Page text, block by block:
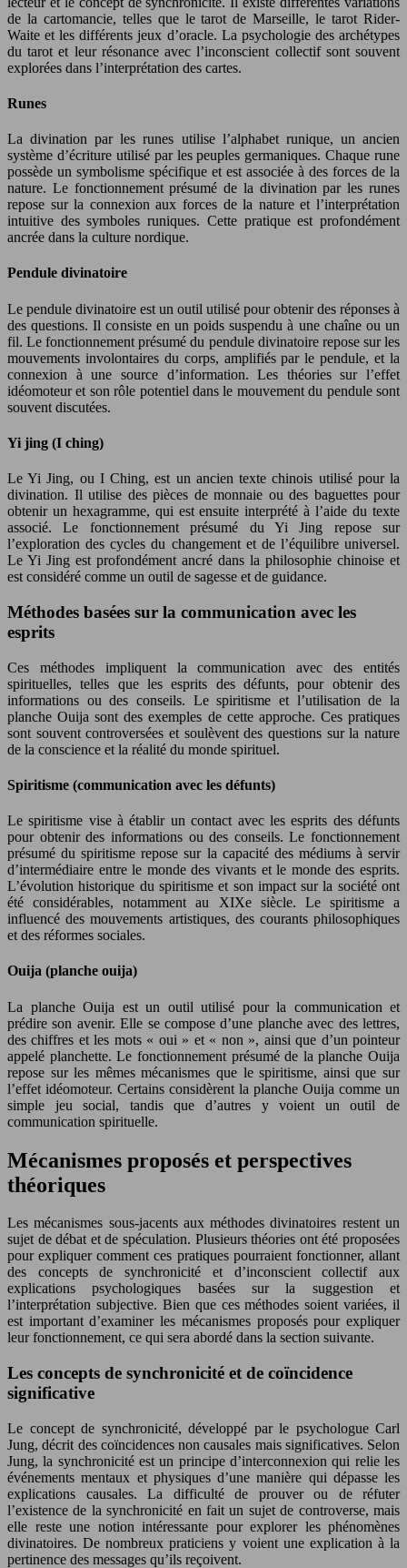
de la cartomancie, telles que le tarot de Marseille, le tarot Rider-
Waite et les différents jeux d’oracle. La psychologie des archétypes
du tarot et leur résonance avec l’inconscient collectif sont souvent
explorées dans l’interprétation des cartes.
Runes
La divination par les runes utilise l’alphabet runique, un ancien
système d’écriture utilisé par les peuples germaniques. Chaque rune
possède un symbolisme spécifique et est associée à des forces de la
nature. Le fonctionnement présumé de la divination par les runes
repose sur la connexion aux forces de la nature et l’interprétation
intuitive des symboles runiques. Cette pratique est profondément
ancrée dans la culture nordique.
Pendule divinatoire
Le pendule divinatoire est un outil utilisé pour obtenir des réponses à
des questions. Il consiste en un poids suspendu à une chaîne ou un
fil. Le fonctionnement présumé du pendule divinatoire repose sur les
mouvements involontaires du corps, amplifiés par le pendule, et la
connexion à une source d’information. Les théories sur l’effet
idéomoteur et son rôle potentiel dans le mouvement du pendule sont
souvent discutées.
Yi jing (I ching)
Le Yi Jing, ou I Ching, est un ancien texte chinois utilisé pour la
divination. Il utilise des pièces de monnaie ou des baguettes pour
obtenir un hexagramme, qui est ensuite interprété à l’aide du texte
associé. Le fonctionnement présumé du Yi Jing repose sur
l’exploration des cycles du changement et de l’équilibre universel.
Le Yi Jing est profondément ancré dans la philosophie chinoise et
est considéré comme un outil de sagesse et de guidance.
Méthodes basées sur la communication avec les
esprits
Ces méthodes impliquent la communication avec des entités
spirituelles, telles que les esprits des défunts, pour obtenir des
informations ou des conseils. Le spiritisme et l’utilisation de la
planche Ouija sont des exemples de cette approche. Ces pratiques
sont souvent controversées et soulèvent des questions sur la nature
de la conscience et la réalité du monde spirituel.
Spiritisme (communication avec les défunts)
Le spiritisme vise à établir un contact avec les esprits des défunts
pour obtenir des informations ou des conseils. Le fonctionnement
présumé du spiritisme repose sur la capacité des médiums à servir
d’intermédiaire entre le monde des vivants et le monde des esprits.
L’évolution historique du spiritisme et son impact sur la société ont
été considérables, notamment au XIXe siècle. Le spiritisme a
influencé des mouvements artistiques, des courants philosophiques
et des réformes sociales.
Ouija (planche ouija)
La planche Ouija est un outil utilisé pour la communication et
prédire son avenir. Elle se compose d’une planche avec des lettres,
des chiffres et les mots « oui » et « non », ainsi que d’un pointeur
appelé planchette. Le fonctionnement présumé de la planche Ouija
repose sur les mêmes mécanismes que le spiritisme, ainsi que sur
l’effet idéomoteur. Certains considèrent la planche Ouija comme un
simple jeu social, tandis que d’autres y voient un outil de
communication spirituelle.
Mécanismes proposés et perspectives
théoriques
Les mécanismes sous-jacents aux méthodes divinatoires restent un
sujet de débat et de spéculation. Plusieurs théories ont été proposées
pour expliquer comment ces pratiques pourraient fonctionner, allant
des concepts de synchronicité et d’inconscient collectif aux
explications psychologiques basées sur la suggestion et
l’interprétation subjective. Bien que ces méthodes soient variées, il
est important d’examiner les mécanismes proposés pour expliquer
leur fonctionnement, ce qui sera abordé dans la section suivante.
Les concepts de synchronicité et de coïncidence
significative
Le concept de synchronicité, développé par le psychologue Carl
Jung, décrit des coïncidences non causales mais significatives. Selon
Jung, la synchronicité est un principe d’interconnexion qui relie les
événements mentaux et physiques d’une manière qui dépasse les
explications causales. La difficulté de prouver ou de réfuter
l’existence de la synchronicité en fait un sujet de controverse, mais
elle reste une notion intéressante pour explorer les phénomènes
divinatoires. De nombreux praticiens y voient une explication à la
pertinence des messages qu’ils reçoivent.